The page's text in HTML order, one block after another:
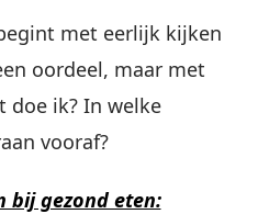
met eerlijk kijken
oordeel, maar met
doe ik? In welke
vooraf?
bij gezond eten: